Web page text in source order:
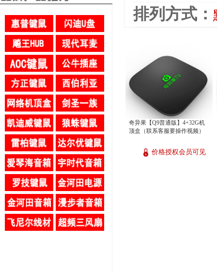
排列方式：
奇异果【Q9普通版】4+32G机
顶盒（联系客服要操作视频）
价格授权会员可见